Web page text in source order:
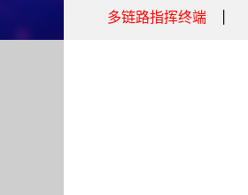
多链路指挥终端